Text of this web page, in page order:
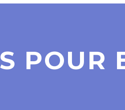
POUR